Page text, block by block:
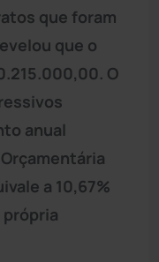
que foram
que o
O
anual
a 10,67%